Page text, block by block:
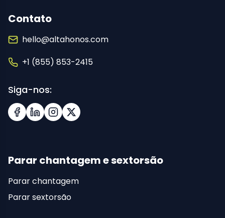
Contato
hello@altahonos.com
+1 (855) 853-2415
Siga-nos:
Facebook
LinkedInInstagramX (Twitter)
Parar chantagem e sextorsão
Parar chantagem
Parar sextorsão